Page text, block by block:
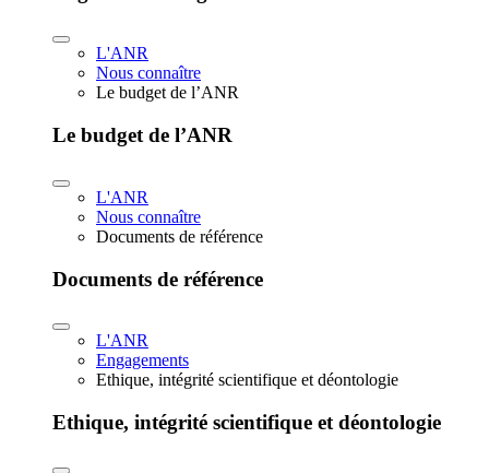
L'ANR
Nous connaître
Le budget de l’ANR
Le budget de l’ANR
L'ANR
Nous connaître
Documents de référence
Documents de référence
L'ANR
Engagements
Ethique, intégrité scientifique et déontologie
Ethique, intégrité scientifique et déontologie